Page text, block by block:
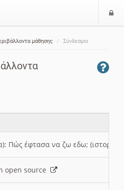
μάθησης Σύνδεσμοι
Πώς έφτασα να ζω εδω; (ιστορια)
open source